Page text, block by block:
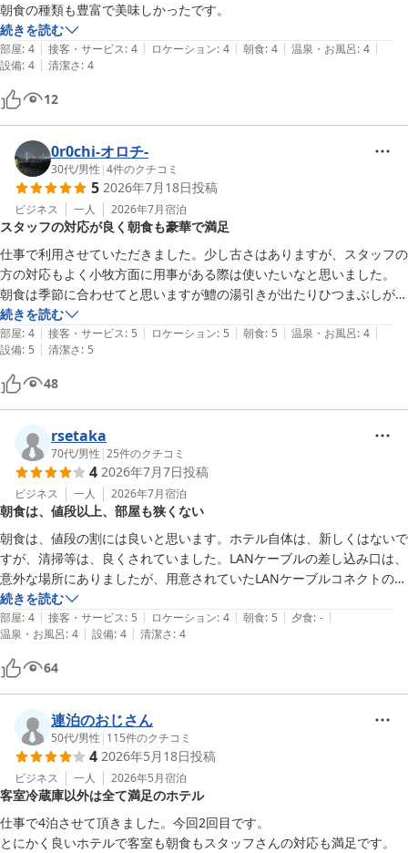
朝食の種類も豊富で美味しかったです。
続きを読む
部屋: 4 | 接客・サービス: 4 | ロケーション: 4 | 朝食: 4 | 温泉・お風呂: 4 |
設備: 4 | 清潔さ: 4
12
0r0chi-オロチ-
30代/男性 |4件のクチコミ
5 2026年7月18日投稿
ビジネス 一人 2026年7月宿泊
スタッフの対応が良く朝食も豪華で満足
仕事で利用させていただきました。少し古さはありますが、スタッフの
方の対応もよく小牧方面に用事がある際は使いたいなと思いました。
朝食は季節に合わせてと思いますが鱧の湯引きが出たりひつまぶしが出
たりと、他のホテルでもあまり見ないものだったかなと思いました。
ただベッド横のスイッチが3つありましたが、1つ機能しているのか分
かりませんでしたので、どこが付くか表示があればよりいいと思いまし
た。
続きを読む
部屋: 4 | 接客・サービス: 5 | ロケーション: 5 | 朝食: 5 | 温泉・お風呂: 4 |
設備: 5 | 清潔さ: 5
48
rsetaka
70代/男性 |25件のクチコミ
4 2026年7月7日投稿
ビジネス 一人 2026年7月宿泊
朝食は、値段以上、部屋も狭くない
朝食は、値段の割には良いと思います。ホテル自体は、新しくはないで
すが、清掃等は、良くされていました。LANケーブルの差し込み口は、
意外な場所にありましたが、用意されていたLANケーブルコネクトの爪
を折れておらず、問題なく使えました。
続きを読む
部屋: 4 | 接客・サービス: 5 | ロケーション: 4 | 朝食: 5 | 夕食: - |
温泉・お風呂: 4 | 設備: 4 | 清潔さ: 4
64
連泊のおじさん
50代/男性 | 115件のクチコミ
4 2026年5月18日投稿
ビジネス 一人 2026年5月宿泊
客室冷蔵庫以外は全て満足のホテル
仕事で4泊させて頂きました。今回2回目です。
とにかく良いホテルで客室も朝食もスタッフさんの対応も満足です。